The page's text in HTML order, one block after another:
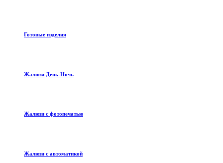
Готовые изделия
Жалюзи День-Ночь
Жалюзи с фотопечатью
Жалюзи с автоматикой